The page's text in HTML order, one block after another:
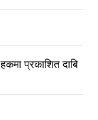
प्रकाशित दाबि